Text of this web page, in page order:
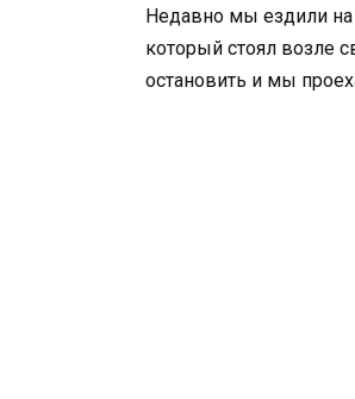
Недавно мы ездили на
который стоял возле
остановить и мы